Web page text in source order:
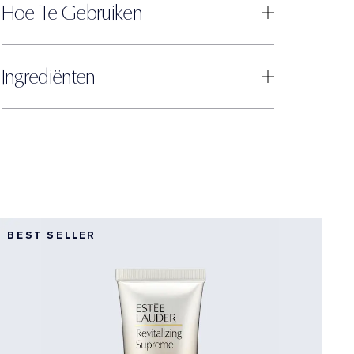
Hoe Te Gebruiken
Ingrediënten
BEST SELLER